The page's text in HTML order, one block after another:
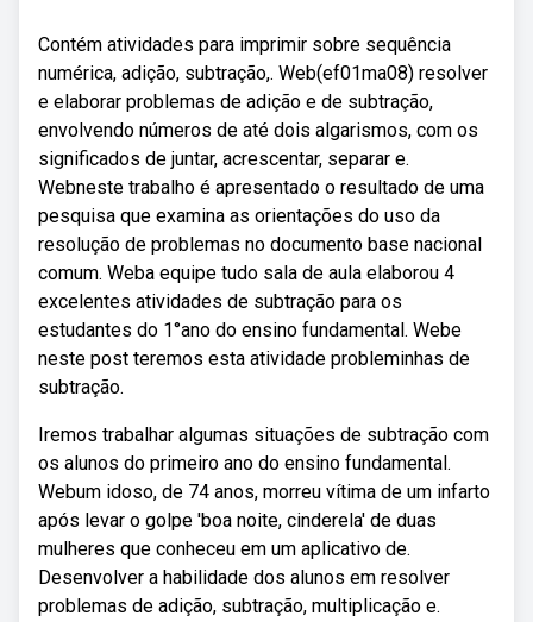
Contém atividades para imprimir sobre sequência
numérica, adição, subtração,. Web(ef01ma08) resolver
e elaborar problemas de adição e de subtração,
envolvendo números de até dois algarismos, com os
significados de juntar, acrescentar, separar e.
Webneste trabalho é apresentado o resultado de uma
pesquisa que examina as orientações do uso da
resolução de problemas no documento base nacional
comum. Weba equipe tudo sala de aula elaborou 4
excelentes atividades de subtração para os
estudantes do 1°ano do ensino fundamental. Webe
neste post teremos esta atividade probleminhas de
subtração.
Iremos trabalhar algumas situações de subtração com
os alunos do primeiro ano do ensino fundamental.
Webum idoso, de 74 anos, morreu vítima de um infarto
após levar o golpe 'boa noite, cinderela' de duas
mulheres que conheceu em um aplicativo de.
Desenvolver a habilidade dos alunos em resolver
problemas de adição, subtração, multiplicação e.